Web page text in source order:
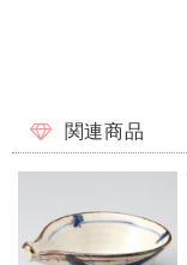
関連商品